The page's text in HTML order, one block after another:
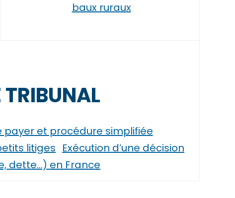
baux ruraux
TRIBUNAL
payer et procédure simplifiée
litiges Exécution d’une décision
dette…) en France